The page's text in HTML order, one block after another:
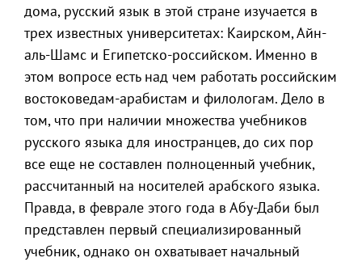
дома, русский язык в этой стране изучается в
трех известных университетах: Каирском, Айн-
аль-Шамс и Египетско-российском. Именно в
этом вопросе есть над чем работать российским
востоковедам-арабистам и филологам. Дело в
том, что при наличии множества учебников
русского языка для иностранцев, до сих пор
все еще не составлен полноценный учебник,
рассчитанный на носителей арабского языка.
Правда, в феврале этого года в Абу-Даби был
представлен первый специализированный
учебник, однако он охватывает начальный